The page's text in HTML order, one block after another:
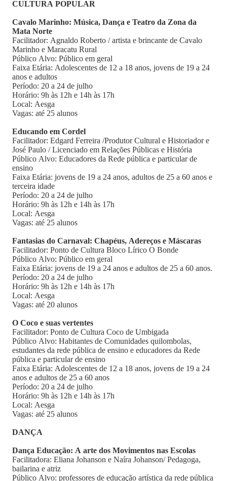
CULTURA POPULAR
Cavalo Marinho: Música, Dança e Teatro da Zona da
Mata Norte
Facilitador: Agnaldo Roberto / artista e brincante de Cavalo
Marinho e Maracatu Rural
Público Alvo: Público em geral
Faixa Etária: Adolescentes de 12 a 18 anos, jovens de 19 a 24
anos e adultos
Período: 20 a 24 de julho
Horário: 9h às 12h e 14h às 17h
Local: Aesga
Vagas: até 25 alunos
Educando em Cordel
Facilitador: Edgard Ferreira /Produtor Cultural e Historiador e
José Paulo / Licenciado em Relações Públicas e História
Público Alvo: Educadores da Rede pública e particular de
ensino
Faixa Etária: jovens de 19 a 24 anos, adultos de 25 a 60 anos e
terceira idade
Período: 20 a 24 de julho
Horário: 9h às 12h e 14h às 17h
Local: Aesga
Vagas: até 25 alunos
Fantasias do Carnaval: Chapéus, Adereços e Máscaras
Facilitador: Ponto de Cultura Bloco Lírico O Bonde
Público Alvo: Público em geral
Faixa Etária: jovens de 19 a 24 anos e adultos de 25 a 60 anos.
Período: 20 a 24 de julho
Horário: 9h às 12h e 14h às 17h
Local: Aesga
Vagas: até 20 alunos
O Coco e suas vertentes
Facilitador: Ponto de Cultura Coco de Umbigada
Público Alvo: Habitantes de Comunidades quilombolas,
estudantes da rede pública de ensino e educadores da Rede
pública e particular de ensino
Faixa Etária: Adolescentes de 12 a 18 anos, jovens de 19 a 24
anos e adultos de 25 a 60 anos
Período: 20 a 24 de julho
Horário: 9h às 12h e 14h às 17h
Local: Aesga
Vagas: até 25 alunos
DANÇA
Dança Educação: A arte dos Movimentos nas Escolas
Facilitadora: Eliana Johanson e Naíra Johanson/ Pedagoga,
bailarina e atriz
Público Alvo: professores de educação artística da rede pública